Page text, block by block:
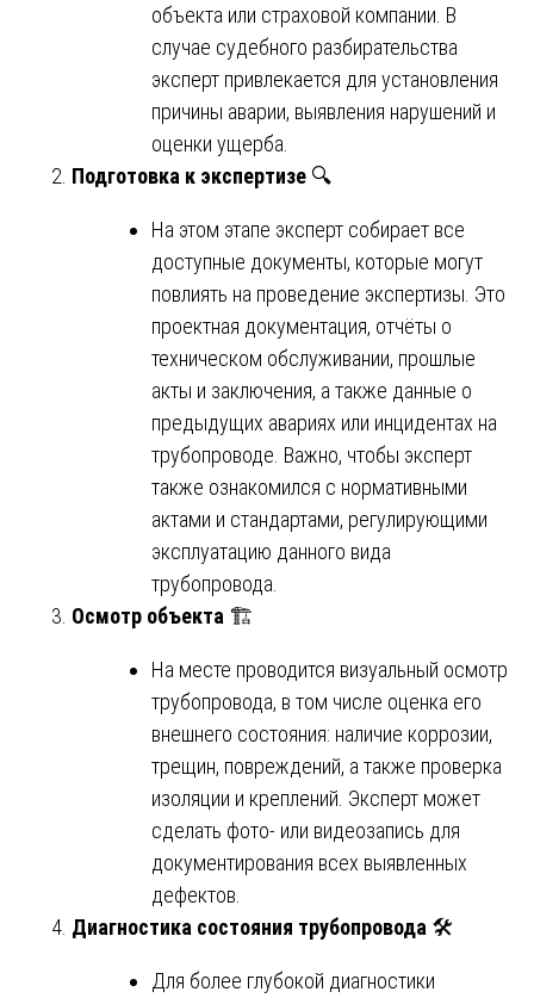
объекта или страховой компании. В
случае судебного разбирательства
эксперт привлекается для установления
причины аварии, выявления нарушений и
оценки ущерба.
Подготовка к экспертизе 🔍
На этом этапе эксперт собирает все
доступные документы, которые могут
повлиять на проведение экспертизы. Это
проектная документация, отчёты о
техническом обслуживании, прошлые
акты и заключения, а также данные о
предыдущих авариях или инцидентах на
трубопроводе. Важно, чтобы эксперт
также ознакомился с нормативными
актами и стандартами, регулирующими
эксплуатацию данного вида
трубопровода.
Осмотр объекта 🏗️
На месте проводится визуальный осмотр
трубопровода, в том числе оценка его
внешнего состояния: наличие коррозии,
трещин, повреждений, а также проверка
изоляции и креплений. Эксперт может
сделать фото- или видеозапись для
документирования всех выявленных
дефектов.
Диагностика состояния трубопровода 🛠️
Для более глубокой диагностики